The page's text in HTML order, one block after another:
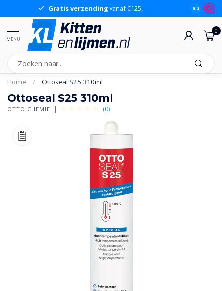
Gratis verzending vanaf €125,- 9.2
MENU
0
Home / Ottoseal S25 310ml
Ottoseal S25 310ml
OTTO CHEMIE (0)